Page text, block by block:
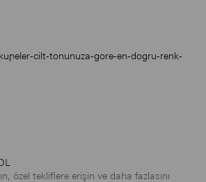
cilt-tonunuza-gore-en-dogru-renk-
özel tekliflere erişin ve daha fazlasını